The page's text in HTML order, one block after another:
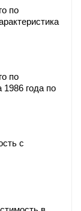
по
по
1986 года по
с